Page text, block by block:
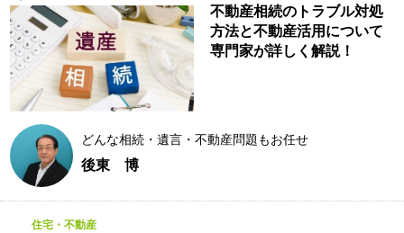
不動産相続のトラブル対処
方法と不動産活用について
専門家が詳しく解説！
どんな相続・遺言・不動産問題もお任せ
後東 博
住宅・不動産